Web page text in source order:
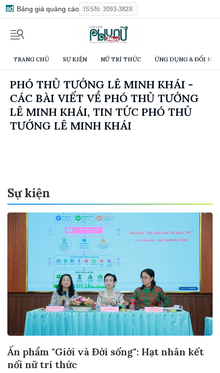
Bảng giá quảng cáo ISSN: 3093-382X
TRANG CHỦ SỰ KIỆN NỮ TRÍ THỨC ỨNG DỤNG & ĐỔI
PHÓ THỦ TƯỚNG LÊ MINH KHÁI -
CÁC BÀI VIẾT VỀ PHÓ THỦ TƯỚNG
LÊ MINH KHÁI, TIN TỨC PHÓ THỦ
TƯỚNG LÊ MINH KHÁI
Sự kiện
Ấn phẩm "Giới và Đời sống": Hạt nhân kết
nối nữ trí thức